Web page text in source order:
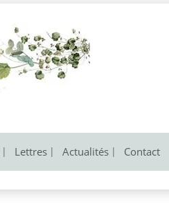
Lettres Actualités Contact